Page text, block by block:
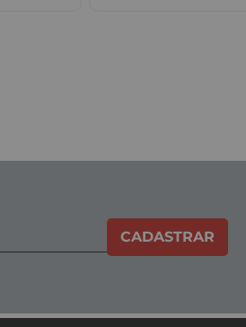
CADASTRAR